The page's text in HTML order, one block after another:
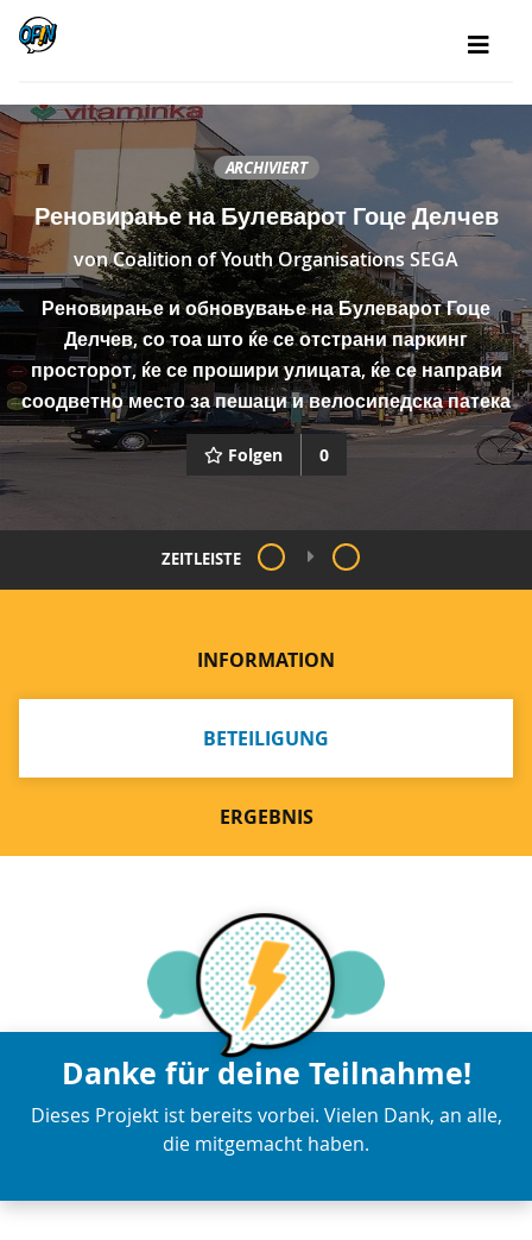
ARCHIVIERT
Реновирање на Булеварот Гоце Делчев
vonCoalition of Youth Organisations SEGA
Реновирање и обновување на Булеварот Гоце
Делчев, со тоа што ќе се отстрани паркинг
просторот, ќе се прошири улицата, ќе се направи
соодветно место за пешаци и велосипедска патека
Folgen 0
ZEITLEISTE
INFORMATION
BETEILIGUNG
ERGEBNIS
Danke für deine Teilnahme!
Dieses Projekt ist bereits vorbei. Vielen Dank, an alle,
die mitgemacht haben.